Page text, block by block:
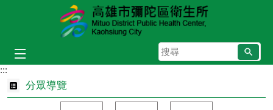
跳到主要內容區塊
搜
尋
:::
分眾導覽